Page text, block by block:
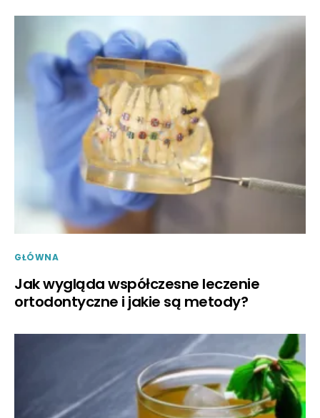
GŁÓWNA
Jak wygląda współczesne leczenie
ortodontyczne i jakie są metody?